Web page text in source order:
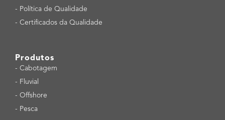
- Política de Qualidade
- Certificados da Qualidade
Produtos
- Cabotagem
- Fluvial
- Offshore
- Pesca